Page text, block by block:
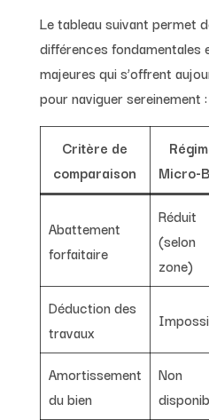
Le tableau suivant permet
différences fondamentales
majeures qui s’offrent
pour naviguer sereinement :
Critère de
comparaison
Micro-
Abattement
forfaitaire
Réduit
(selon
zone)
Déduction des
travaux
Amortissement
du bien
Non